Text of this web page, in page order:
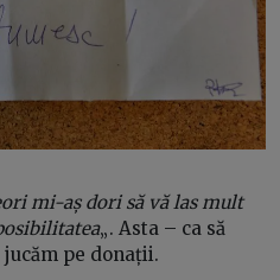
mi-aș dori să vă las mult
„. Asta – ca să
pe donații.